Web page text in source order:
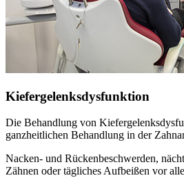
Kiefergelenksdysfunktion
Die Behandlung von
ganzheitlichen Behandlung in der
Nacken- und Rückenbeschwerden,
Zähnen oder tägliches Aufbeißen vor